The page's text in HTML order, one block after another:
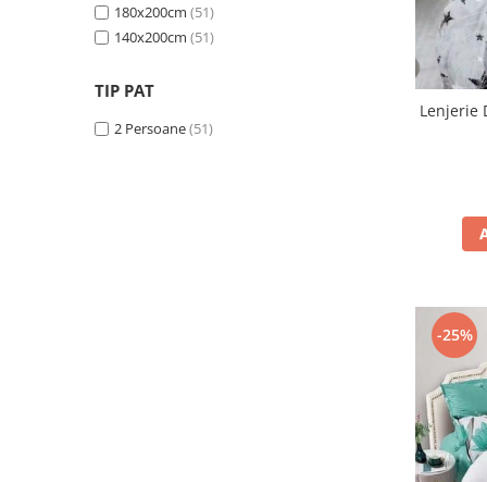
Lenjerii De Pat, Finet Premium, 1
180x200cm (51)
140x200cm (51)
TIP PAT
2 Persoane(51)
Lenjerie
-25%